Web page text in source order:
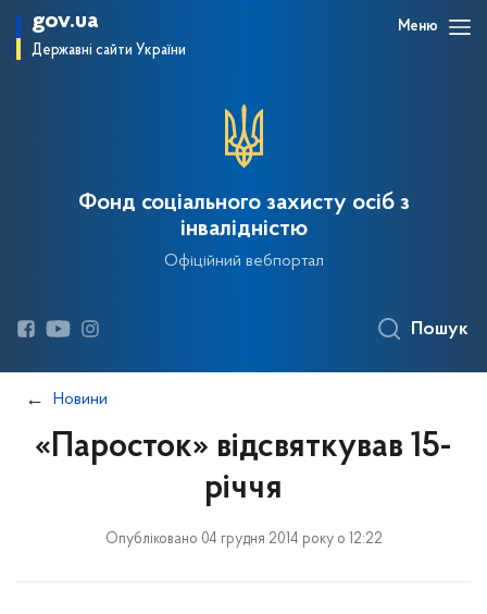
gov.ua
Державні сайти України
Меню
Фонд соціального захисту осіб з
інвалідністю
Офіційний вебпортал
Пошук
Новини
«Паросток» відсвяткував 15-
річчя
Опубліковано 04 грудня 2014 року о 12:22